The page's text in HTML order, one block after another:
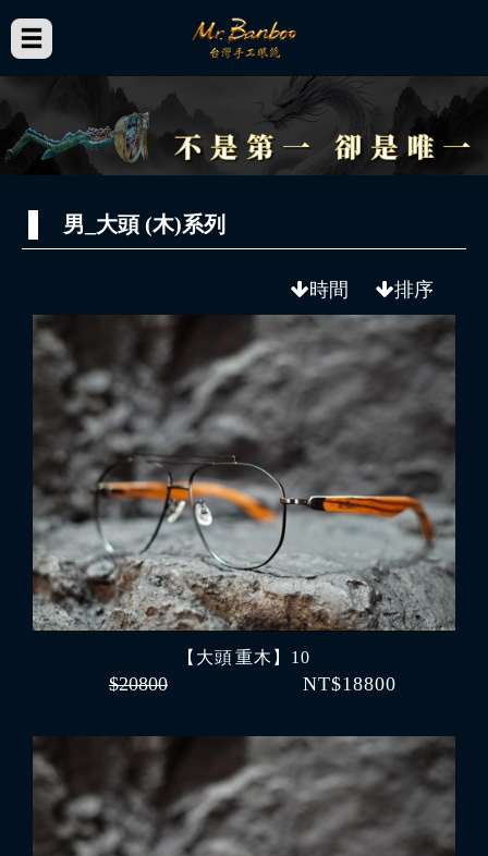
男_大頭 (木)系列
時間 排序
【大頭 重木】10
$20800 NT$18800